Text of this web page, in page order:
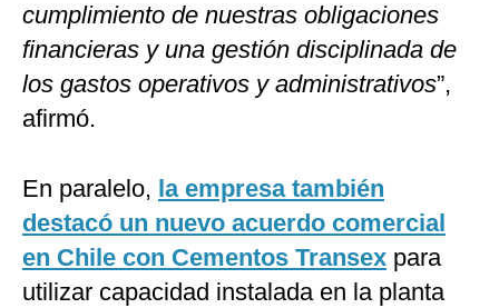
cumplimiento de nuestras obligaciones
financieras y una gestión disciplinada de
los gastos operativos y administrativos”,
afirmó.
En paralelo, la empresa también
destacó un nuevo acuerdo comercial
en Chile con Cementos Transex para
utilizar capacidad instalada en la planta